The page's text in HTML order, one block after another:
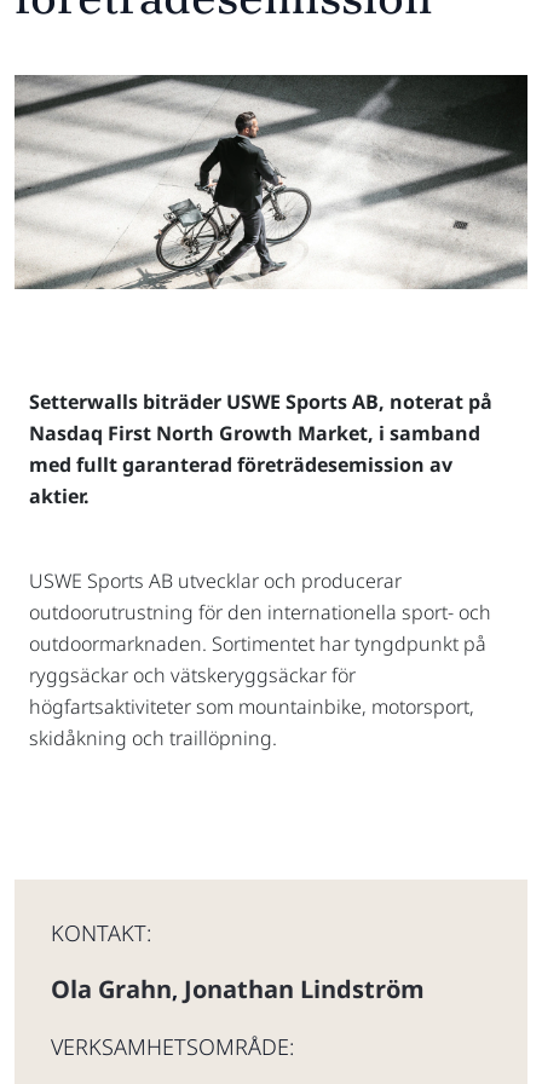
Setterwalls biträder USWE Sports AB, noterat på
Nasdaq First North Growth Market, i samband
med fullt garanterad företrädesemission av
aktier.
USWE Sports AB utvecklar och producerar
outdoorutrustning för den internationella sport- och
outdoormarknaden. Sortimentet har tyngdpunkt på
ryggsäckar och vätskeryggsäckar för
högfartsaktiviteter som mountainbike, motorsport,
skidåkning och traillöpning.
KONTAKT:
Ola Grahn, Jonathan Lindström
VERKSAMHETSOMRÅDE: